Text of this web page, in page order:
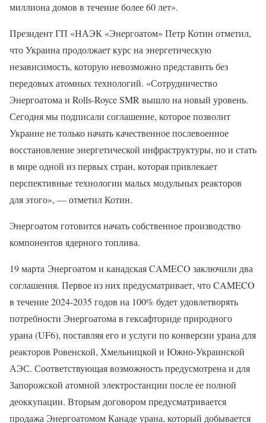
миллиона домов в течение более 60 лет».
Президент ГП «НАЭК «Энергоатом» Петр Котин отметил,
что Украина продолжает курс на энергетическую
независимость, которую невозможно представить без
передовых атомных технологий. «Сотрудничество
Энергоатома и Rolls-Royce SMR вышло на новый уровень.
Сегодня мы подписали соглашение, которое позволит
Украине не только начать качественное послевоенное
восстановление энергетической инфраструктуры, но и стать
в мире одной из первых стран, которая привлекает
перспективные технологии малых модульных реакторов
для этого», — отметил Котин.
Энергоатом готовится начать собственное производство
компонентов ядерного топлива.
19 марта Энергоатом и канадская CAMECO заключили два
соглашения. Первое из них предусматривает, что CAMECO
в течение 2024-2035 годов на 100% будет удовлетворять
потребности Энергоатома в гексафториде природного
урана (UF6), поставляя его и услуги по конверсии урана для
реакторов Ровенской, Хмельницкой и Южно-Украинской
АЭС. Соответствующая возможность предусмотрена и для
Запорожской атомной электростанции после ее полной
деоккупации. Вторым договором предусматривается
продажа Энергоатомом Канаде урана, который добывается